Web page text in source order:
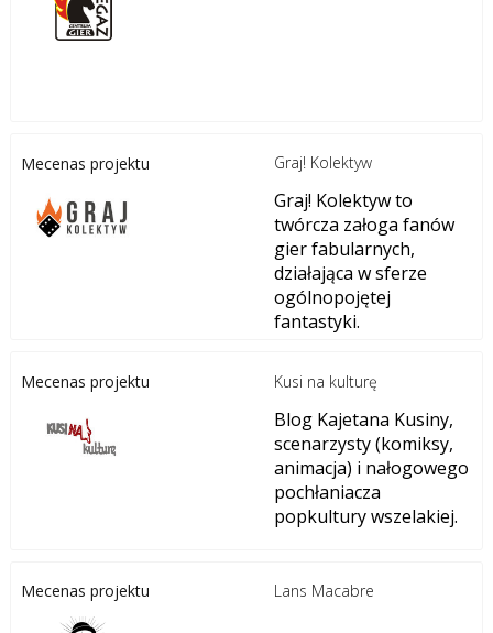
Mecenas projektu Graj! Kolektyw
Graj! Kolektyw to
twórcza załoga fanów
gier fabularnych,
działająca w sferze
ogólnopojętej
fantastyki.
Mecenas projektu Kusi na kulturę
Blog Kajetana Kusiny,
scenarzysty (komiksy,
animacja) i nałogowego
pochłaniacza
popkultury wszelakiej.
Mecenas projektu Lans Macabre